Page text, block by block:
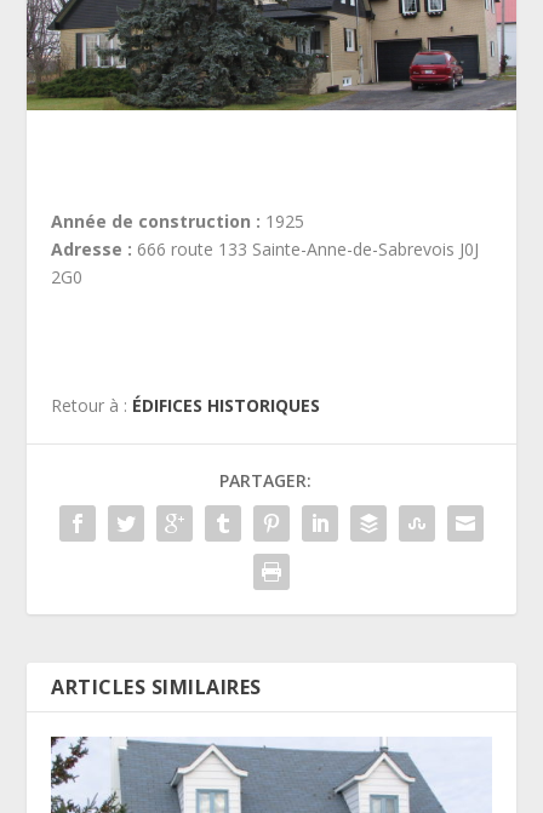
Année de construction : 1925
Adresse : 666 route 133 Sainte-Anne-de-Sabrevois J0J
2G0
Retour à : ÉDIFICES HISTORIQUES
PARTAGER:
ARTICLES SIMILAIRES